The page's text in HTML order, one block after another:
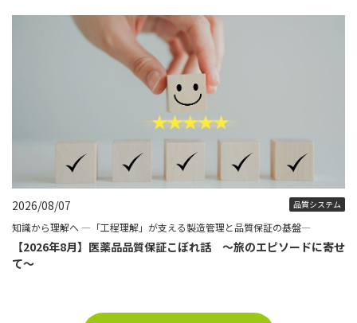
2026/08/07 品質システム
知識から理解へ ―「工程理解」が支える製造管理と品質保証の基盤―
【2026年8月】医薬品品質保証こぼれ話 ～旅のエピソードに寄せ
て～